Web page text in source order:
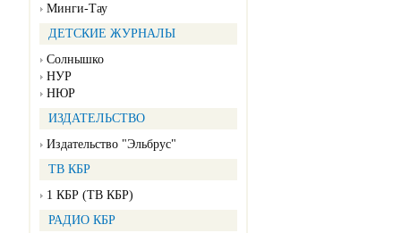
Минги-Тау
ДЕТСКИЕ ЖУРНАЛЫ
Солнышко
НУР
НЮР
ИЗДАТЕЛЬСТВО
Издательство "Эльбрус"
ТВ КБР
1 КБР (ТВ КБР)
РАДИО КБР